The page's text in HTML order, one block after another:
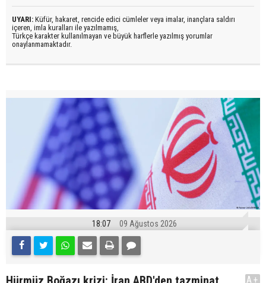
UYARI: Küfür, hakaret, rencide edici cümleler veya imalar, inançlara saldırı
içeren, imla kuralları ile yazılmamış,
Türkçe karakter kullanılmayan ve büyük harflerle yazılmış yorumlar
onaylanmamaktadır.
18:07 09 Ağustos 2026
A+